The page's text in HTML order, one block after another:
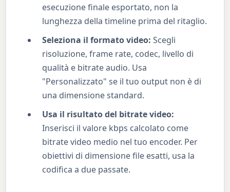
esecuzione finale esportato, non la
lunghezza della timeline prima del ritaglio.
Seleziona il formato video: Scegli
risoluzione, frame rate, codec, livello di
qualità e bitrate audio. Usa
"Personalizzato" se il tuo output non è di
una dimensione standard.
Usa il risultato del bitrate video:
Inserisci il valore kbps calcolato come
bitrate video medio nel tuo encoder. Per
obiettivi di dimensione file esatti, usa la
codifica a due passate.